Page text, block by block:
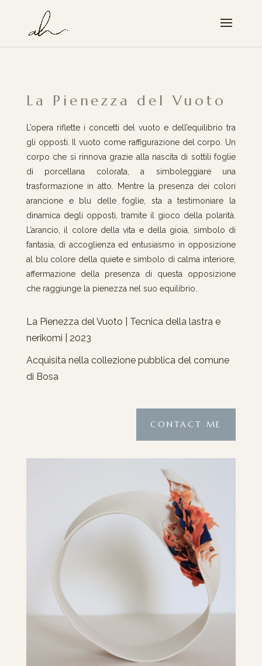
La Pienezza del Vuoto
L’opera riflette i concetti del vuoto e dell’equilibrio tra
gli opposti. Il vuoto come raffigurazione del corpo. Un
corpo che si rinnova grazie alla nascita di sottili foglie
di porcellana colorata, a simboleggiare una
trasformazione in atto. Mentre la presenza dei colori
arancione e blu delle foglie, sta a testimoniare la
dinamica degli opposti, tramite il gioco della polarità.
L’arancio, il colore della vita e della gioia, simbolo di
fantasia, di accoglienza ed entusiasmo in opposizione
al blu colore della quiete e simbolo di calma interiore,
affermazione della presenza di questa opposizione
che raggiunge la pienezza nel suo equilibrio.
La Pienezza del Vuoto | Tecnica della lastra e
nerikomi | 2023
Acquisita nella collezione pubblica del comune
di Bosa
CONTACT ME